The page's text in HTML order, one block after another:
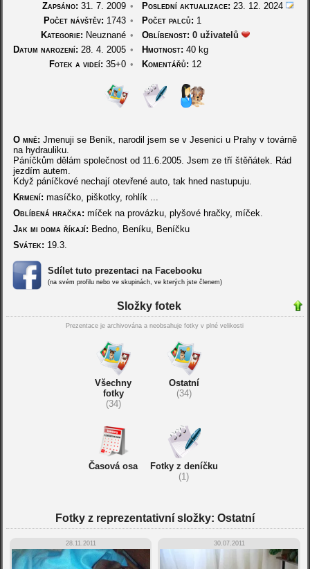
Zapsáno: 31. 7. 2009 • Poslední aktualizace: 23. 12. 2024
Počet návštěv: 1743 • Počet palců: 1
Kategorie: Neuznané • Oblíbenost: 0 uživatelů
Datum narození: 28. 4. 2005 • Hmotnost: 40 kg
Fotek a videí: 35+0 • Komentářů: 12
O mně: Jmenuji se Beník, narodil jsem se v Jesenici u Prahy v továrně
na hydrauliku.
Páníčkům dělám společnost od 11.6.2005. Jsem ze tří štěňátek. Rád
jezdím autem.
Když páníčkové nechají otevřené auto, tak hned nastupuju.
Krmení: masíčko, piškotky, rohlík ...
Oblíbená hračka: míček na provázku, plyšové hračky, míček.
Jak mi doma říkají: Bedno, Beníku, Beníčku
Svátek: 19.3.
Sdílet tuto prezentaci na Facebooku
(na svém profilu nebo ve skupinách, ve kterých jste členem)
Složky fotek
Prezentace je archivována a neobsahuje fotky v plné velikosti
Všechny
fotky
(34)
Ostatní
(34)
Časová osa
Fotky z deníčku
(1)
Fotky z reprezentativní složky: Ostatní
28.11.2011 30.07.2011